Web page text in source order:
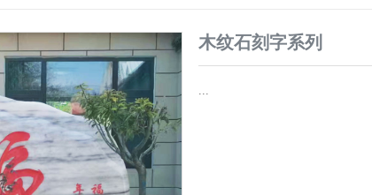
木纹石刻字系列
...